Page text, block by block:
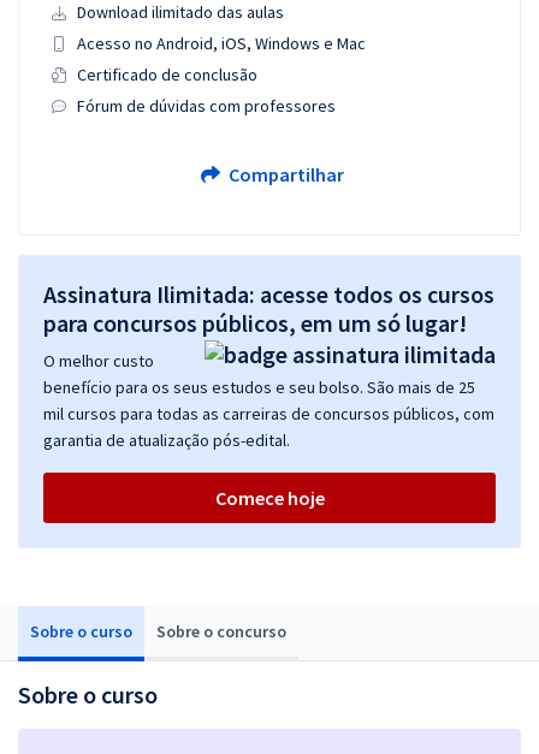
Sobre o curso Sobre o concurso
Sobre o curso
Download ilimitado das aulas
Acesso no Android, iOS, Windows e Mac
Certificado de conclusão
Fórum de dúvidas com professores
Compartilhar
Assinatura Ilimitada: acesse todos os cursos
para concursos públicos, em um só lugar!
O melhor custo
benefício para os seus estudos e seu bolso. São mais de 25
mil cursos para todas as carreiras de concursos públicos, com
garantia de atualização pós-edital.
Comece hoje